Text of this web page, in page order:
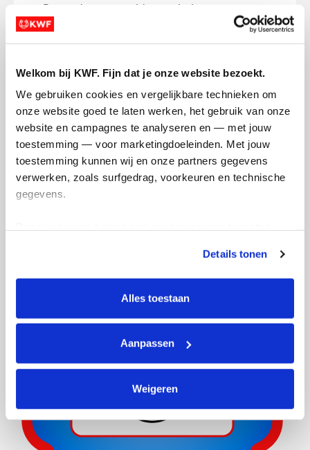
Welkom bij KWF. Fijn dat je onze website bezoekt.
We gebruiken cookies en vergelijkbare technieken om
onze website goed te laten werken, het gebruik van onze
website en campagnes te analyseren en — met jouw
toestemming — voor marketingdoeleinden. Met jouw
toestemming kunnen wij en onze partners gegevens
verwerken, zoals surfgedrag, voorkeuren en technische
gegevens.
tonen. Je kunt je toestemming op elk moment wijzigen of
intrekken via Cookie instellingen onderaan de pagina. De
lijst met cookies is te vinden in het tabblad “details”.
Details tonen
Alles toestaan
Aanpassen
Weigeren
Rotterdam om geld op te halen voor
baanbrekend kankeronderzoek. Geld dat
heel hard nodig is, want maar liefst 1 op
diagnose kanker. Sponsor mij en help KWF
met de financiering van belangrijk
onderzoek naar kanker. Namens mij en
KWF: dankjewel!
Deel op